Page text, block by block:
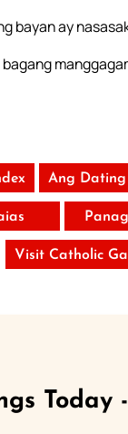
bayan ay
Ang
Visit Catholic
Today